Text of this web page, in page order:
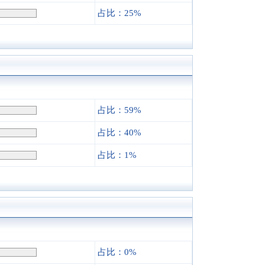
占比：25%
占比：59%
占比：40%
占比：1%
占比：0%